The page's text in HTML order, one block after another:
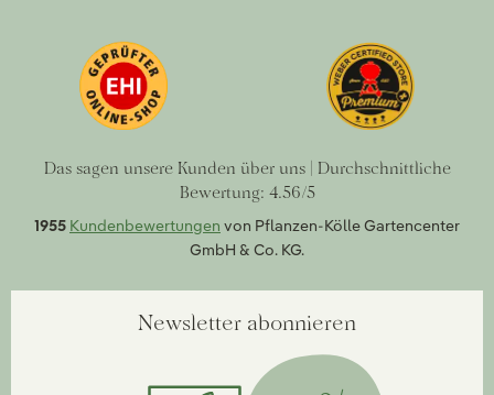
Das sagen unsere Kunden über uns | Durchschnittliche
Bewertung: 4.56/5
1955 Kundenbewertungen von Pflanzen-Kölle Gartencenter
GmbH & Co. KG.
Newsletter abonnieren